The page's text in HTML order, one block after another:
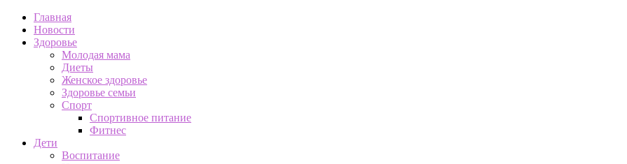
Главная
Новости
Здоровье
Молодая мама
Диеты
Женское здоровье
Здоровье семьи
Спорт
Спортивное питание
Фитнес
Дети
Воспитание